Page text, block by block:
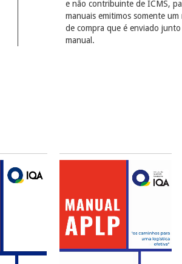
e não contribuinte de ICMS,
manuais emitimos somente um
de compra que é enviado
manual.